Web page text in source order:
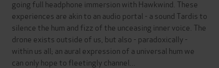
going full headphone immersion with Hawkwind. These
experiences are akin to an audio portal - a sound Tardis to
silence the hum and fizz of the unceasing inner voice. The
drone exists outside of us, but also - paradoxically -
within us all; an aural expression of a universal hum we
can only hope to fleetingly channel...